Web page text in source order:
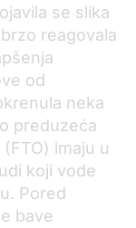
se slika
reagovala
od
neka
preduzeća
imaju u
koji vode
Pored
bave